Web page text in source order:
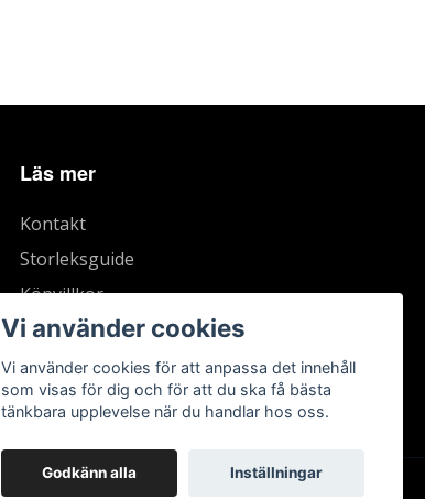
Läs mer
Kontakt
Storleksguide
Köpvillkor
Vi använder cookies
Vi använder cookies för att anpassa det innehåll
som visas för dig och för att du ska få bästa
tänkbara upplevelse när du handlar hos oss.
Godkänn alla Inställningar